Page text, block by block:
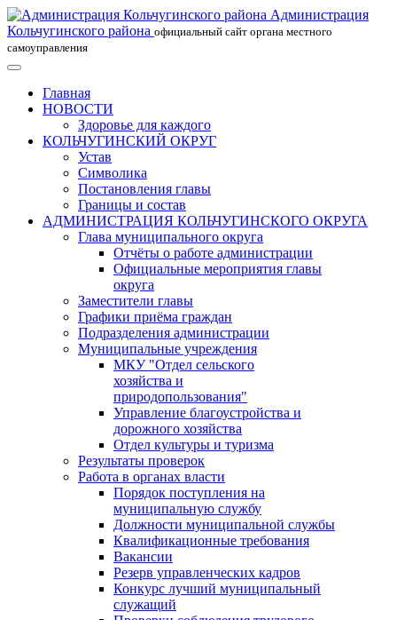
Администрация
Кольчугинского района официальный сайт органа местного
самоуправления
Главная
НОВОСТИ
Здоровье для каждого
КОЛЬЧУГИНСКИЙ ОКРУГ
Устав
Символика
Постановления главы
Границы и состав
АДМИНИСТРАЦИЯ КОЛЬЧУГИНСКОГО ОКРУГА
Глава муниципального округа
Отчёты о работе администрации
Официальные мероприятия главы
округа
Заместители главы
Графики приёма граждан
Подразделения администрации
Муниципальные учреждения
МКУ "Отдел сельского
хозяйства и
природопользования"
Управление благоустройства и
дорожного хозяйства
Отдел культуры и туризма
Результаты проверок
Работа в органах власти
Порядок поступления на
муниципальную службу
Должности муниципальной службы
Квалификационные требования
Вакансии
Резерв управленческих кадров
Конкурс лучший муниципальный
служащий